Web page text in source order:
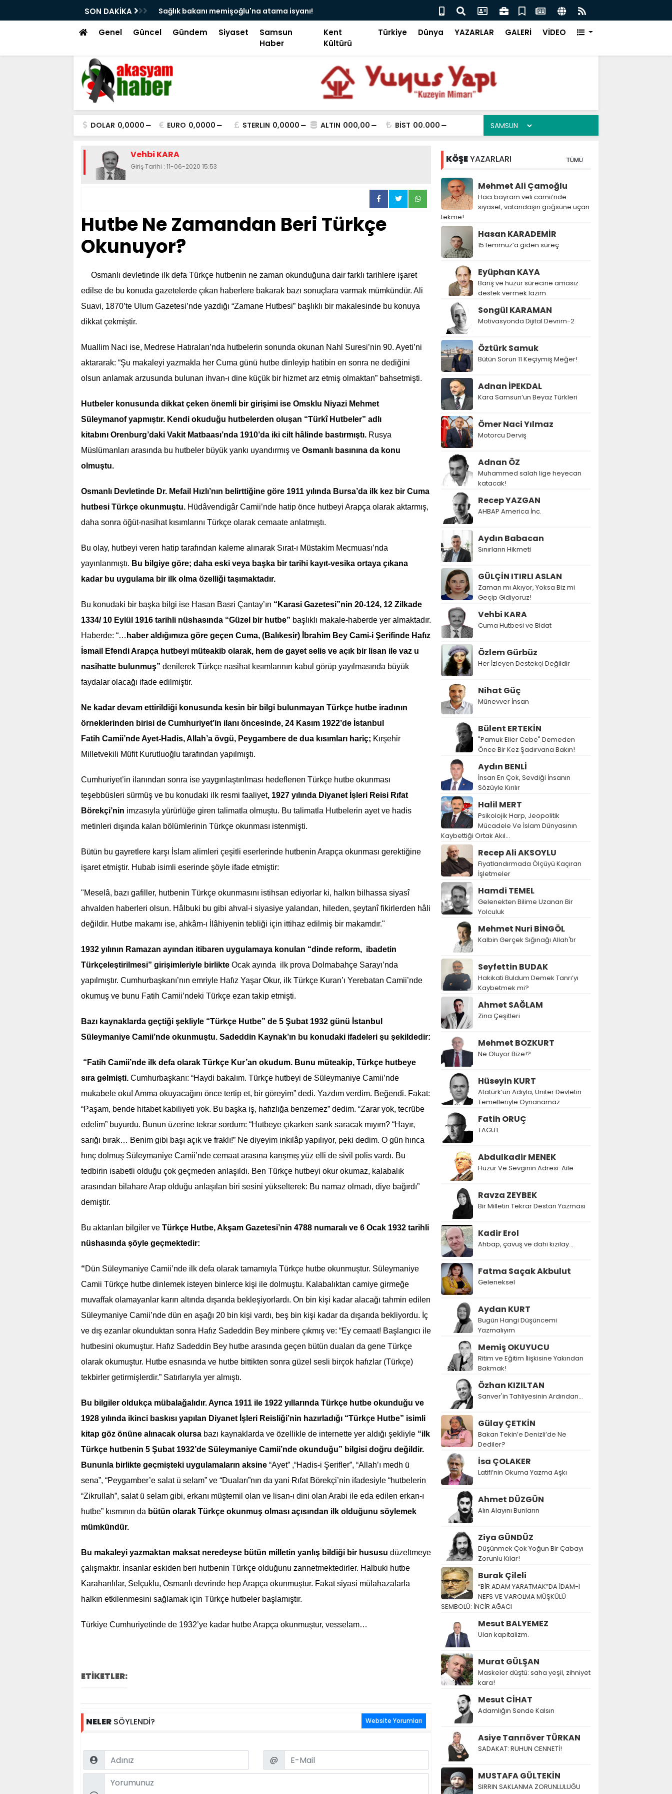
SON DAKİKA
atama isyanı!
Hacı bayram veli camii’nde siyaset, vatandaşın göğsüne uçan
tekme!
Pakistan Başbakanı İmran Han'a Ne Oldu!
Genel Güncel Gündem Siyaset
Samsun
Haber
Kent
Kültürü
Türkiye Dünya YAZARLAR GALERİ VİDEO
DOLAR 0,0000 EURO 0,0000 STERLIN 0,0000 ALTIN 000,00 BİST 00.000
Vehbi KARA
Giriş Tarihi : 11-06-2020 15:53
Hutbe Ne Zamandan Beri Türkçe
Okunuyor?
Osmanlı devletinde ilk defa Türkçe hutbenin ne zaman okunduğuna dair farklı tarihlere işaret
edilse de bu konuda gazetelerde çıkan haberlere bakarak bazı sonuçlara varmak mümkündür. Ali
Suavi, 1870’te Ulum Gazetesi’nde yazdığı “Zamane Hutbesi” başlıklı bir makalesinde bu konuya
dikkat çekmiştir.
Muallim Naci ise, Medrese Hatıraları’nda hutbelerin sonunda okunan Nahl Suresi’nin 90. Ayeti’ni
aktararak: “Şu makaleyi yazmakla her Cuma günü hutbe dinleyip hatibin en sonra ne dediğini
olsun anlamak arzusunda bulunan ihvan-ı dine küçük bir hizmet arz etmiş olmaktan” bahsetmişti.
Hutbeler konusunda dikkat çeken önemli bir girişimi ise Omsklu Niyazi Mehmet
Süleymanof yapmıştır. Kendi okuduğu hutbelerden oluşan “Türkî Hutbeler” adlı
kitabını Orenburg’daki Vakit Matbaası’nda 1910’da iki cilt hâlinde bastırmıştı. Rusya
Müslümanları arasında bu hutbeler büyük yankı uyandırmış ve Osmanlı basınına da konu
olmuştu.
Osmanlı Devletinde Dr. Mefail Hızlı’nın belirttiğine göre 1911 yılında Bursa’da ilk kez bir Cuma
hutbesi Türkçe okunmuştu. Hüdâvendigâr Camii’nde hatip önce hutbeyi Arapça olarak aktarmış,
daha sonra öğüt-nasihat kısımlarını Türkçe olarak cemaate anlatmıştı.
Bu olay, hutbeyi veren hatip tarafından kaleme alınarak Sırat-ı Müstakim Mecmuası’nda
yayınlanmıştı. Bu bilgiye göre; daha eski veya başka bir tarihi kayıt-vesika ortaya çıkana
kadar bu uygulama bir ilk olma özelliği taşımaktadır.
Bu konudaki bir başka bilgi ise Hasan Basri Çantay’ın “Karasi Gazetesi”nin 20-124, 12 Zilkade
1334/ 10 Eylül 1916 tarihli nüshasında “Güzel bir hutbe” başlıklı makale-haberde yer almaktadır.
Haberde: “… haber aldığımıza göre geçen Cuma, (Balıkesir) İbrahim Bey Cami-i Şerifinde Hafız
İsmail Efendi Arapça hutbeyi müteakib olarak, hem de gayet selis ve açık bir lisan ile vaz u
nasihatte bulunmuş” denilerek Türkçe nasihat kısımlarının kabul görüp yayılmasında büyük
faydalar olacağı ifade edilmiştir.
Ne kadar devam ettirildiği konusunda kesin bir bilgi bulunmayan Türkçe hutbe iradının
örneklerinden birisi de Cumhuriyet’in ilanı öncesinde, 24 Kasım 1922’de İstanbul
Fatih Camii’nde Ayet-Hadis, Allah’a övgü, Peygambere de dua kısımları hariç; Kırşehir
Milletvekili Müfit Kurutluoğlu tarafından yapılmıştı.
Cumhuriyet’in ilanından sonra ise yaygınlaştırılması hedeflenen Türkçe hutbe okunması
teşebbüsleri sürmüş ve bu konudaki ilk resmi faaliyet, 1927 yılında Diyanet İşleri Reisi Rıfat
Börekçi’nin imzasıyla yürürlüğe giren talimatla olmuştu. Bu talimatla Hutbelerin ayet ve hadis
metinleri dışında kalan bölümlerinin Türkçe okunması istenmişti.
Bütün bu gayretlere karşı İslam alimleri çeşitli eserlerinde hutbenin Arapça okunması gerektiğine
işaret etmiştir. Hubab isimli eserinde şöyle ifade etmiştir:
"Meselâ, bazı gafiller, hutbenin Türkçe okunmasını istihsan ediyorlar ki, halkın bilhassa siyasî
ahvalden haberleri olsun. Hâlbuki bu gibi ahval-i siyasiye yalandan, hileden, şeytanî fikirlerden hâli
değildir. Hutbe makamı ise, ahkâm-ı İlâhiyenin tebliği için ittihaz edilmiş bir makamdır."
1932 yılının Ramazan ayından itibaren uygulamaya konulan “dinde reform, ibadetin
Türkçeleştirilmesi” girişimleriyle birlikte Ocak ayında ilk prova Dolmabahçe Sarayı’nda
yapılmıştır. Cumhurbaşkanı’nın emriyle Hafız Yaşar Okur, ilk Türkçe Kuran’ı Yerebatan Camii’nde
okumuş ve bunu Fatih Camii’ndeki Türkçe ezan takip etmişti.
Bazı kaynaklarda geçtiği şekliyle “Türkçe Hutbe” de 5 Şubat 1932 günü İstanbul
Süleymaniye Camii’nde okunmuştu. Sadeddin Kaynak’ın bu konudaki ifadeleri şu şekildedir:
“Fatih Camii’nde ilk defa olarak Türkçe Kur’an okudum. Bunu müteakip, Türkçe hutbeye
sıra gelmişti. Cumhurbaşkanı: “Haydi bakalım. Türkçe hutbeyi de Süleymaniye Camii’nde
mukabele oku! Amma okuyacağını önce tertip et, bir göreyim” dedi. Yazdım verdim. Beğendi. Fakat:
“Paşam, bende hitabet kabiliyeti yok. Bu başka iş, hafızlığa benzemez” dedim. “Zarar yok, tecrübe
edelim” buyurdu. Bunun üzerine tekrar sordum: “Hutbeye çıkarken sarık saracak mıyım? “Hayır,
sarığı bırak… Benim gibi başı açık ve fraklı!” Ne diyeyim inkılâp yapılıyor, peki dedim. O gün hınca
hınç dolmuş Süleymaniye Camii’nde cemaat arasına karışmış yüz elli de sivil polis vardı. Bu
tedbirin isabetli olduğu çok geçmeden anlaşıldı. Ben Türkçe hutbeyi okur okumaz, kalabalık
arasından bilahare Arap olduğu anlaşılan biri sesini yükselterek: Bu namaz olmadı, diye bağırdı”
demiştir.
Bu aktarılan bilgiler ve Türkçe Hutbe, Akşam Gazetesi’nin 4788 numaralı ve 6 Ocak 1932 tarihli
nüshasında şöyle geçmektedir:
“Dün Süleymaniye Camii’nde ilk defa olarak tamamıyla Türkçe hutbe okunmuştur. Süleymaniye
Camii Türkçe hutbe dinlemek isteyen binlerce kişi ile dolmuştu. Kalabalıktan camiye girmeğe
muvaffak olamayanlar karın altında dışarıda bekleşiyorlardı. On bin kişi kadar alacağı tahmin edilen
Süleymaniye Camii’nde dün en aşağı 20 bin kişi vardı, beş bin kişi kadar da dışarıda bekliyordu. İç
ve dış ezanlar okunduktan sonra Hafız Sadeddin Bey minbere çıkmış ve: “Ey cemaat! Başlangıcı ile
hutbesini okumuştur. Hafız Sadeddin Bey hutbe arasında geçen bütün duaları da gene Türkçe
olarak okumuştur. Hutbe esnasında ve hutbe bittikten sonra güzel sesli birçok hafızlar (Türkçe)
tekbirler getirmişlerdir.” Satırlarıyla yer almıştı.
Bu bilgiler oldukça mübalağalıdır. Ayrıca 1911 ile 1922 yıllarında Türkçe hutbe okunduğu ve
1928 yılında ikinci baskısı yapılan Diyanet İşleri Reisliği’nin hazırladığı “Türkçe Hutbe” isimli
kitap göz önüne alınacak olursa bazı kaynaklarda ve özellikle de internette yer aldığı şekliyle “ilk
Türkçe hutbenin 5 Şubat 1932’de Süleymaniye Camii’nde okunduğu” bilgisi doğru değildir.
Bununla birlikte geçmişteki uygulamaların aksine “Ayet” ,“Hadis-i Şerifler”, “Allah’ı medh ü
sena”, “Peygamber’e salat ü selam” ve “Duaları”nın da yani Rıfat Börekçi’nin ifadesiyle “hutbelerin
“Zikrullah”, salat ü selam gibi, erkanı müştemil olan ve lisan-ı dini olan Arabi ile eda edilen erkan-ı
hutbe” kısmının da bütün olarak Türkçe okunmuş olması açısından ilk olduğunu söylemek
mümkündür.
Bu makaleyi yazmaktan maksat neredeyse bütün milletin yanlış bildiği bir hususu düzeltmeye
çalışmaktır. İnsanlar eskiden beri hutbenin Türkçe olduğunu zannetmektedirler. Halbuki hutbe
Karahanlılar, Selçuklu, Osmanlı devrinde hep Arapça okunmuştur. Fakat siyasi mülahazalarla
halkın etkilenmesini sağlamak için Türkçe hutbeler başlamıştır.
Türkiye Cumhuriyetinde de 1932’ye kadar hutbe Arapça okunmuştur, vesselam…
ETİKETLER:
NELER SÖYLENDİ? Website Yorumları
Name Email
@
Comment
KÖŞEYAZARLARI TÜMÜ
Mehmet Ali Çamoğlu
Hacı bayram veli camii’nde
siyaset, vatandaşın göğsüne uçan
tekme!
Hasan KARADEMİR
15 temmuz’a giden süreç
Eyüphan KAYA
Barış ve huzur sürecine amasız
destek vermek lazım
Songül KARAMAN
Motivasyonda Dijital Devrim-2
Öztürk Samuk
Bütün Sorun 11 Keçiymiş Meğer!
Adnan İPEKDAL
Kara Samsun’un Beyaz Türkleri
Ömer Naci Yılmaz
Motorcu Derviş
Adnan ÖZ
Muhammed salah lige heyecan
katacak!
Recep YAZGAN
AHBAP America İnc.
Aydın Babacan
Sınırların Hikmeti
GÜLÇİN ITIRLI ASLAN
Zaman mı Akıyor, Yoksa Biz mi
Geçip Gidiyoruz!
Vehbi KARA
Cuma Hutbesi ve Bidat
Özlem Gürbüz
Her İzleyen Destekçi Değildir
Nihat Güç
Münevver İnsan
Bülent ERTEKİN
"Pamuk Eller Cebe" Demeden
Önce Bir Kez Şadırvana Bakın!
Aydın BENLİ
İnsan En Çok, Sevdiği İnsanın
Sözüyle Kırılır
Halil MERT
Psikolojik Harp, Jeopolitik
Mücadele Ve İslam Dünyasının
Kaybettiği Ortak Akıl…
Recep Ali AKSOYLU
Fiyatlandırmada Ölçüyü Kaçıran
İşletmeler
Hamdi TEMEL
Gelenekten Bilime Uzanan Bir
Yolculuk
Mehmet Nuri BİNGÖL
Kalbin Gerçek Sığınağı Allah'tır
Seyfettin BUDAK
Hakikati Buldum Demek Tanrı’yı
Kaybetmek mi?
Ahmet SAĞLAM
Zina Çeşitleri
Mehmet BOZKURT
Ne Oluyor Bize!?
Hüseyin KURT
Atatürk’ün Adıyla, Üniter Devletin
Temelleriyle Oynanamaz
Fatih ORUÇ
TAGUT
Abdulkadir MENEK
Huzur Ve Sevginin Adresi: Aile
Ravza ZEYBEK
Bir Milletin Tekrar Destan Yazması
Kadir Erol
Ahbap, çavuş ve dahi kızılay...
Fatma Saçak Akbulut
Geleneksel
Aydan KURT
Bugün Hangi Düşüncemi
Yazmalıyım
Memiş OKUYUCU
Ritim ve Eğitim İlişkisine Yakından
Bakmak!
Özhan KIZILTAN
Sanver'in Tahliyesinin Ardından…
Gülay ÇETKİN
Bakan Tekin’e Denizli’de Ne
Dediler?
İsa ÇOLAKER
Latifi’nin Okuma Yazma Aşkı
Ahmet DÜZGÜN
Alın Alayını Bunların
Ziya GÜNDÜZ
Düşünmek Çok Yoğun Bir Çabayı
Zorunlu Kılar!
Burak Çileli
“BİR ADAM YARATMAK”DA İDAM-I
NEFS VE VAROLMA MÜŞKÜLÜ
SEMBOLÜ: İNCİR AĞACI
Mesut BALYEMEZ
Ulan kapitalizm.
Murat GÜLŞAN
Maskeler düştü: saha yeşil, zihniyet
kara!
Mesut CİHAT
Adamlığın Sende Kalsın
Asiye Tanrıöver TÜRKAN
SADAKAT: RUHUN CENNETİ!
MUSTAFA GÜLTEKİN
SIRRIN SAKLANMA ZORUNLULUĞU